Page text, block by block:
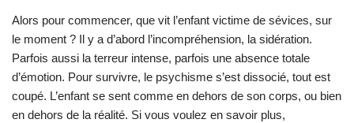
Alors pour commencer, que vit l’enfant victime de sévices, sur
le moment ? Il y a d’abord l’incompréhension, la sidération.
Parfois aussi la terreur intense, parfois une absence totale
d’émotion. Pour survivre, le psychisme s’est dissocié, tout est
coupé. L’enfant se sent comme en dehors de son corps, ou bien
en dehors de la réalité. Si vous voulez en savoir plus,